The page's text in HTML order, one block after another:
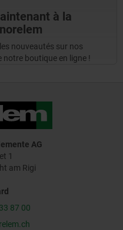
à la
nouveautés sur nos
boutique en ligne !
AG
1
am Rigi
87 00